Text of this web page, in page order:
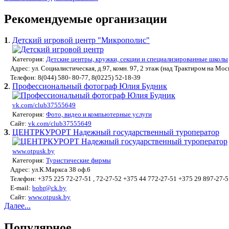
Рекомендуемые организации
1. Детский игровой центр "Микрополис"
Категория: Детские центры, кружки, секции и специализированные школы
Адрес: ул. Социалистическая, д.97, комн. 97, 2 этаж (над Трактиром на
Телефон: 8(044) 580- 80-77, 8(0225) 52-18-39
2. Профессиональный фотограф Юлия Будник
vk.com/club37555649
Категория: Фото, видео и компьютерные услуги
Сайт: vk.com/club37555649
3. ЦЕНТРКУРОРТ Надежный государственный туроператор
www.otpusk.by
Категория: Туристические фирмы
Адрес: ул.К.Маркса 38 оф.6
Телефон: +375 225 72-27-51 , 72-27-52 +375 44 772-27-51 +375 29 897-27-
E-mail: bobr@ck.by
Сайт: www.otpusk.by
Далее...